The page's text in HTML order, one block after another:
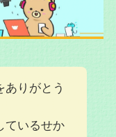
ありがとう
ているせか